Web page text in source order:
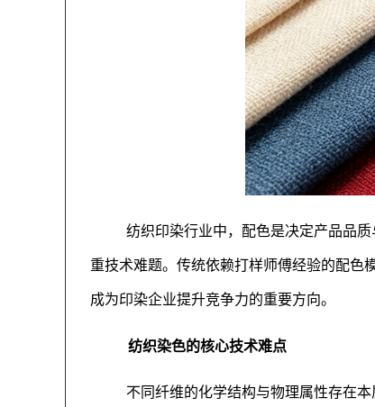
纺织印染行业中，配色是决定产品品
重技术难题。传统依赖打样师傅经验的配色
成为印染企业提升竞争力的重要方向。
纺织染色的核心技术难点
不同纤维的化学结构与物理属性存在